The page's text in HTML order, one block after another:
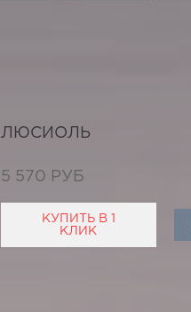
ЛЮСИОЛЬ
5 570 РУБ
КУПИТЬ В 1
КЛИК